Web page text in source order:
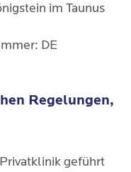
im Taunus
DE
Regelungen,
geführt